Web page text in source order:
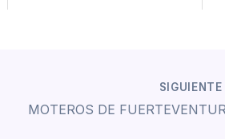
SIGUIENTE
MOTEROS DE